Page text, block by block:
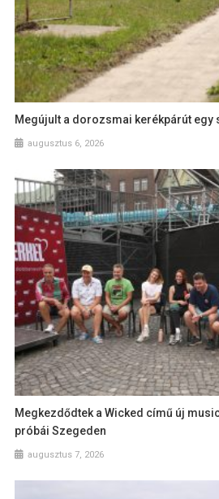
Megújult a dorozsmai kerékpárút egy
augusztus 6, 2026
Megkezdődtek a Wicked című új
próbái Szegeden
augusztus 7, 2026